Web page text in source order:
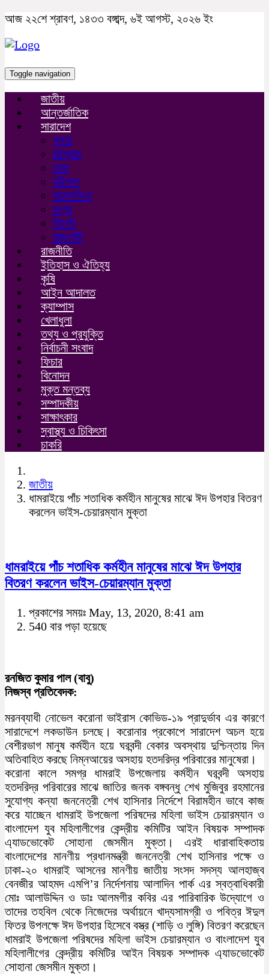
আজ ২২শে শ্রাবণ, ১৪৩৩ বঙ্গাব্দ, ৬ই আগস্ট, ২০২৬ ইং
Toggle navigation
জাতীয়
আন্তর্জাতিক
সারাদেশ
খুলনা
চট্টগ্রাম
ঢাকা
বরিশাল
ময়মনসিংহ
রংপুর
সিলেট
রাজশাহী
রাজনীতি
ইতিহাস ও ঐতিহ্য
কৃষি
আইন আদালত
ক্যাম্পাস
খেলাধুলা
তথ্য ও প্রযুক্তি
নির্বাচনী সংবাদ
ফিচার
বিনোদন
মুক্ত মন্তব্য
সম্পাদকীয়
সাক্ষাৎকার
স্বাস্থ্য ও চিকিৎসা
চাকরি
জাতীয়
ধামরাইয়ে পাঁচ শতাধিক কর্মহীন মানুষের মাঝে ঈদ উপহার বিতরণ
করলেন ভাইস-চেয়ারম্যান মুক্তা
ধামরাইয়ে পাঁচ শতাধিক কর্মহীন মানুষের মাঝে ঈদ উপহার
বিতরণ করলেন ভাইস-চেয়ারম্যান মুক্তা
প্রকাশের সময়ঃ May, 13, 2020, 8:41 am
540 বার পড়া হয়েছে
রনজিত কুমার পাল (বাবু)
নিজস্ব প্রতিবেদক:
মরনব্যাধী নোভেল করোনা ভাইরাস কোভিড-১৯ প্রাদুর্ভাব এর কারণে
সারাদেশে লকডাউন চলছে। করোনার প্রকোপে সারাদেশ অচল হয়ে
বেশীরভাগ মানুষ কর্মহীন হয়ে ঘরবন্দী বেকার অবস্থায় দুশ্চিন্তায় দিন
অতিবাহিত করছে নিম্নআয়ের অসহায় হতদরিদ্র পরিবারের মানুষেরা।
করোনা কালে সমগ্র ধামরাই উপজেলায় কর্মহীন ঘরবন্দী অসহায়
হতদরিদ্র পরিবারের মাঝে জাতির জনক বঙ্গবন্ধু শেখ মুজিবুর রহমানের
সুযোগ্য কন্যা জননেত্রী শেখ হাসিনার নির্দেশে বিরামহীন ভাবে কাজ
করে যাচ্ছেন ধামরাই উপজেলা পরিষদের মহিলা ভাইস চেয়ারম্যান ও
বাংলাদেশ যুব মহিলালীগের কেন্দ্রীয় কমিটির আইন বিষয়ক সম্পাদক
এ্যাডভোকেট সোহানা জেসমীন মুক্তা। এরই ধারাবাহিকতায়
বাংলাদেশের মানণীয় প্রধানমন্ত্রী জননেত্রী শেখ হাসিনার পক্ষে ও
ঢাকা-২০ ধামরাই আসনের মানণীয় জাতীয় সংসদ সদস্য আলহাজ্ব
বেনজীর আহমদ এমপি’র নির্দেশনায় আলাদিন পার্ক এর স্বত্বাধিকারী
মোঃ আলাউদ্দিন ও ডাঃ আলমগীর কবির এর পারিবারিক উদ্যোগে ও
তাদের তহবিল থেকে নিজেদের অর্থায়নে খাদ্যসামগ্রী ও পবিত্র ঈদুল
ফিতর উপলক্ষে ঈদ উপহার হিসেবে বস্ত্র (শাড়ি ও লুঙ্গি) বিতরণ করেছেন
ধামরাই উপজেলা পরিষদের মহিলা ভাইস চেয়ারম্যান ও বাংলাদেশ যুব
মহিলালীগের কেন্দ্রীয় কমিটির আইন বিষয়ক সম্পাদক এ্যাডভোকেট
সোহানা জেসমীন মুক্তা।